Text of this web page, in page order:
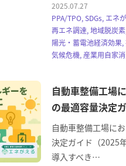
2025.07.27
PPA/TPO, SDGs, エネ
再エネ調達, 地域脱炭
陽光・蓄電池経済効果
気候危機, 産業用自家
自動車整備工場
の最適容量決定
自動車整備工場に
決定ガイド（2025
導入すべき…